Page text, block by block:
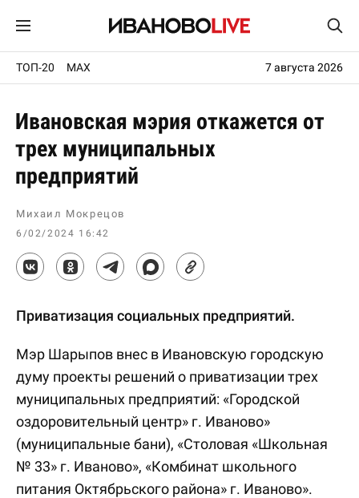
ТОП-20 MAX 7 августа 2026
Ивановская мэрия откажется от
трех муниципальных
предприятий
Михаил Мокрецов
6/02/2024 16:42
Приватизация социальных предприятий.
Мэр Шарыпов внес в Ивановскую городскую
думу проекты решений о приватизации трех
муниципальных предприятий: «Городской
оздоровительный центр» г. Иваново»
(муниципальные бани), «Столовая «Школьная
№ 33» г. Иваново», «Комбинат школьного
питания Октябрьского района» г. Иваново».